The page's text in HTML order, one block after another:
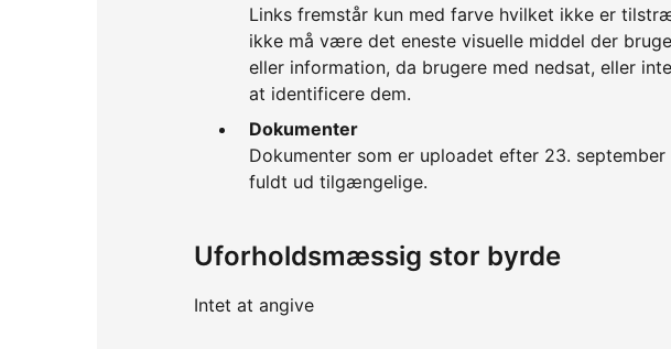
Links fremstår kun med farve hvilket ikke er
ikke må være det eneste visuelle middel der
eller information, da brugere med nedsat, eller
at identificere dem.
Dokumenter
Dokumenter som er uploadet efter 23.
fuldt ud tilgængelige.
Uforholdsmæssig stor byrde
Intet at angive